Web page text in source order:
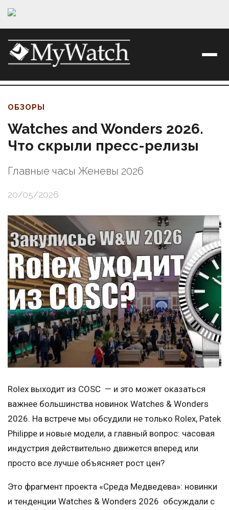
ОБЗОРЫ
Watches and Wonders 2026.
Что скрыли пресс-релизы
Главные часы Женевы 2026
20/05/2026
Rolex выходит из COSC — и это может оказаться
важнее большинства новинок Watches & Wonders
2026. На встрече мы обсудили не только Rolex, Patek
Philippe и новые модели, а главный вопрос: часовая
индустрия действительно движется вперед или
просто все лучше объясняет рост цен?
Это фрагмент проекта «Среда Медведева»: новинки
и тенденции Watches & Wonders 2026 обсуждали с